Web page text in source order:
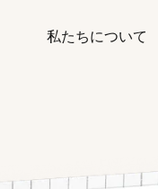
私たちについて